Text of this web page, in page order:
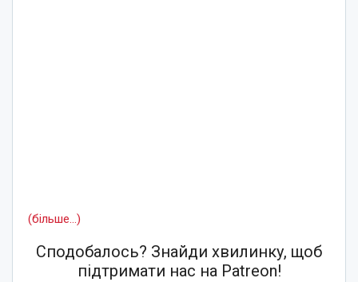
(більше…)
Сподобалось? Знайди хвилинку, щоб
підтримати нас на Patreon!